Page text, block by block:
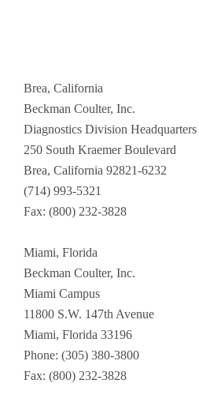
Brea, California
Beckman Coulter, Inc.
Diagnostics Division Headquarters
250 South Kraemer Boulevard
Brea, California 92821-6232
(714) 993-5321
Fax: (800) 232-3828
Miami, Florida
Beckman Coulter, Inc.
Miami Campus
11800 S.W. 147th Avenue
Miami, Florida 33196
Phone: (305) 380-3800
Fax: (800) 232-3828